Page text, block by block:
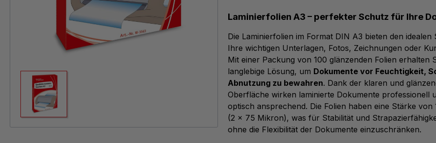
Laminierfolien A3 – perfekter Schutz für Ihre
Die Laminierfolien im Format DIN A3 bieten den
Ihre wichtigen Unterlagen, Fotos, Zeichnungen oder
Mit einer Packung von 100 glänzenden Folien erhalten
langlebige Lösung, um Dokumente vor Feuchtigkeit,
Abnutzung zu bewahren. Dank der klaren und
Oberfläche wirken laminierte Dokumente professionell
optisch ansprechend. Die Folien haben eine Stärke von
(2 x 75 Mikron), was für Stabilität und
ohne die Flexibilität der Dokumente einzuschränken.